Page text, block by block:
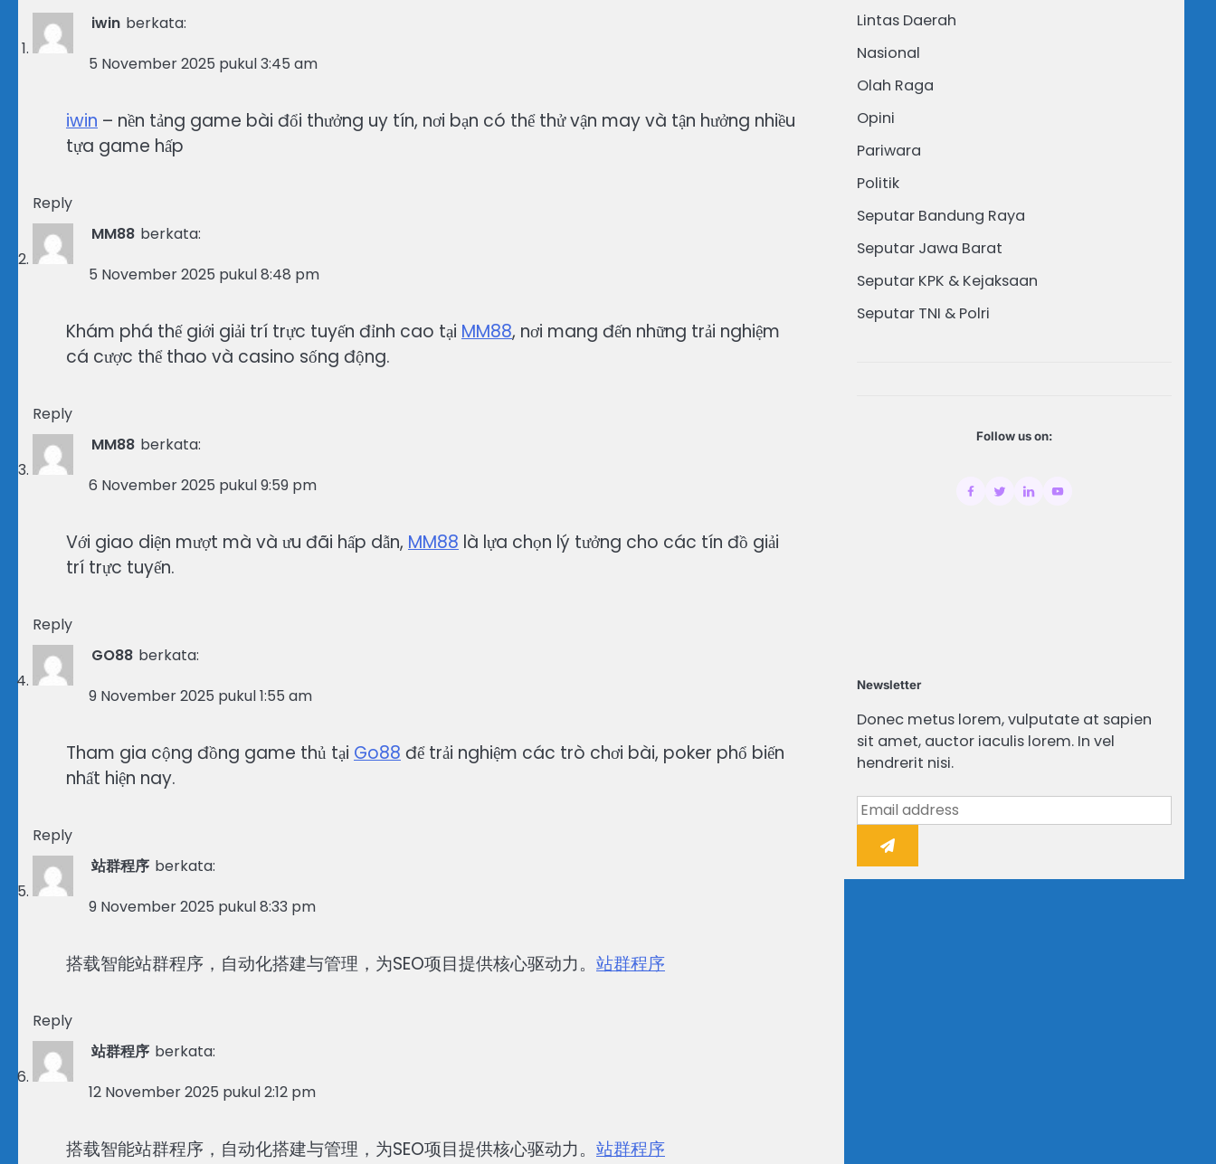
iwin berkata:
5 November 2025 pukul 3:45 am
iwin – nền tảng game bài đổi thưởng uy tín, nơi bạn có thể thử vận may và tận hưởng nhiều
tựa game hấp
Reply
MM88 berkata:
5 November 2025 pukul 8:48 pm
Khám phá thế giới giải trí trực tuyến đỉnh cao tại MM88, nơi mang đến những trải nghiệm
cá cược thể thao và casino sống động.
Reply
MM88 berkata:
6 November 2025 pukul 9:59 pm
Với giao diện mượt mà và ưu đãi hấp dẫn, MM88 là lựa chọn lý tưởng cho các tín đồ giải
trí trực tuyến.
Reply
GO88 berkata:
9 November 2025 pukul 1:55 am
Tham gia cộng đồng game thủ tại Go88 để trải nghiệm các trò chơi bài, poker phổ biến
nhất hiện nay.
Reply
站群程序 berkata:
9 November 2025 pukul 8:33 pm
搭载智能站群程序，自动化搭建与管理，为SEO项目提供核心驱动力。 站群程序
Reply
站群程序 berkata:
12 November 2025 pukul 2:12 pm
搭载智能站群程序，自动化搭建与管理，为SEO项目提供核心驱动力。 站群程序
Lintas Daerah
Nasional
Olah Raga
Opini
Pariwara
Politik
Seputar Bandung Raya
Seputar Jawa Barat
Seputar KPK & Kejaksaan
Seputar TNI & Polri
Follow us on:
Newsletter
Donec metus lorem, vulputate at sapien
sit amet, auctor iaculis lorem. In vel
hendrerit nisi.